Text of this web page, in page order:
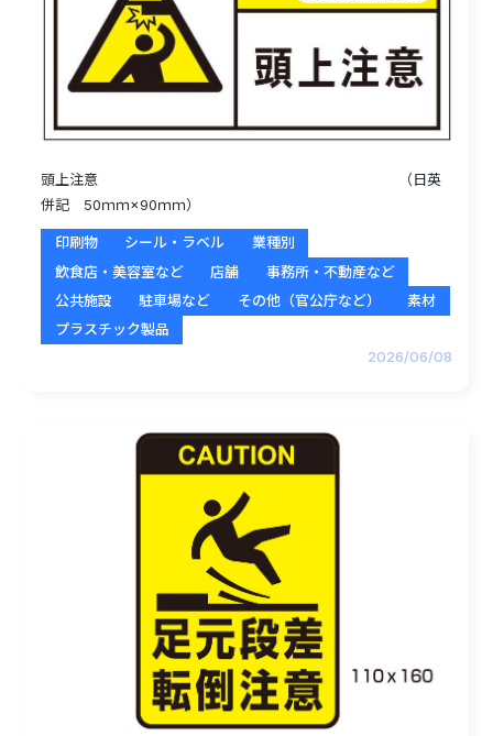
頭上注意 （日英
併記 50ｍｍ×90ｍｍ）
印刷物 シール・ラベル
業種別
飲食店・美容室など
店舗
事務所・不動産など
公共施設
駐車場など その他（官公庁など）
素材
プラスチック製品
2026/06/08